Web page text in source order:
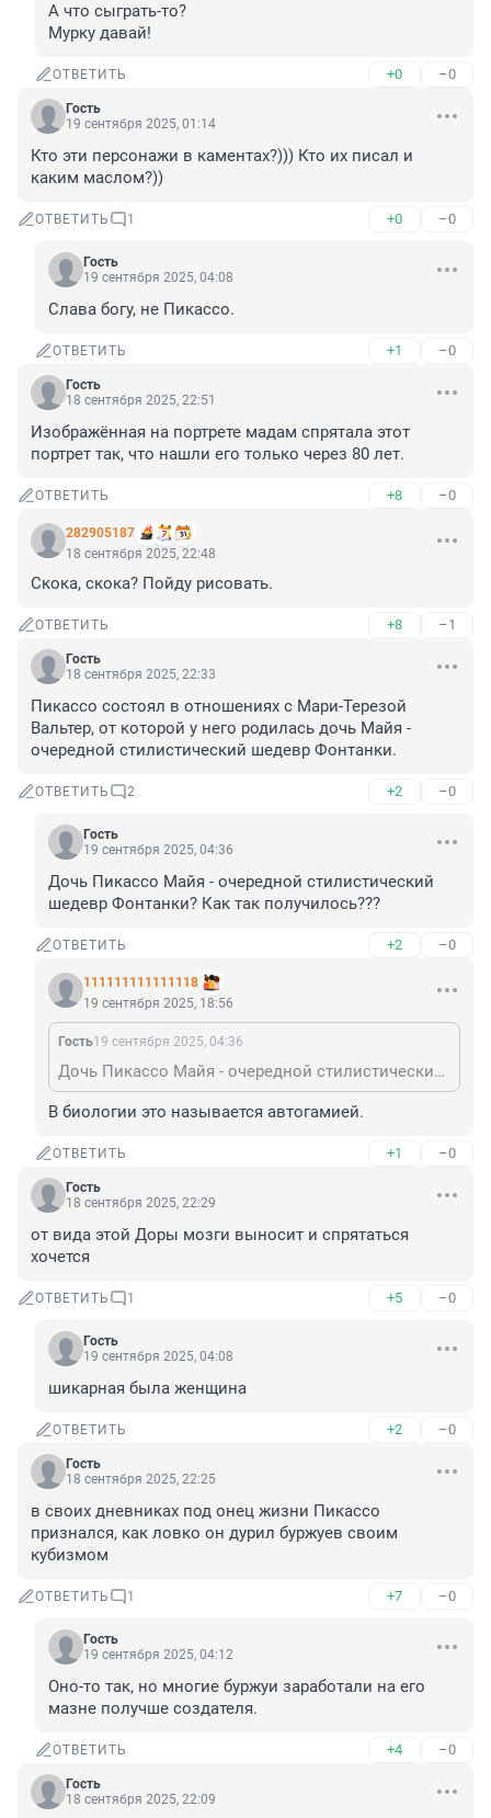
А что сыграть-то?
Мурку давай!
ОТВЕТИТЬ +0 –0
Гость
19 сентября 2025, 01:14
Кто эти персонажи в каментах?))) Кто их писал и
каким маслом?))
ОТВЕТИТЬ 1 +0 –0
Гость
19 сентября 2025, 04:08
Слава богу, не Пикассо.
ОТВЕТИТЬ +1 –0
Гость
18 сентября 2025, 22:51
Изображённая на портрете мадам спрятала этот
портрет так, что нашли его только через 80 лет.
ОТВЕТИТЬ +8 –0
282905187
18 сентября 2025, 22:48
Скока, скока? Пойду рисовать.
ОТВЕТИТЬ +8 –1
Гость
18 сентября 2025, 22:33
Пикассо состоял в отношениях с Мари-Терезой
Вальтер, от которой у него родилась дочь Майя -
очередной стилистический шедевр Фонтанки.
ОТВЕТИТЬ 2 +2 –0
Гость
19 сентября 2025, 04:36
Дочь Пикассо Майя - очередной стилистический
шедевр Фонтанки? Как так получилось???
ОТВЕТИТЬ +2 –0
111111111111118
19 сентября 2025, 18:56
Гость19 сентября 2025, 04:36
Дочь Пикассо Майя - очередной стилистический шедевр Фонтанки? Как так получилось???
В биологии это называется автогамией.
ОТВЕТИТЬ +1 –0
Гость
18 сентября 2025, 22:29
от вида этой Доры мозги выносит и спрятаться
хочется
ОТВЕТИТЬ 1 +5 –0
Гость
19 сентября 2025, 04:08
шикарная была женщина
ОТВЕТИТЬ +2 –0
Гость
18 сентября 2025, 22:25
в своих дневниках под онец жизни Пикассо
признался, как ловко он дурил буржуев своим
кубизмом
ОТВЕТИТЬ 1 +7 –0
Гость
19 сентября 2025, 04:12
Оно-то так, но многие буржуи заработали на его
мазне получше создателя.
ОТВЕТИТЬ +4 –0
Гость
18 сентября 2025, 22:09